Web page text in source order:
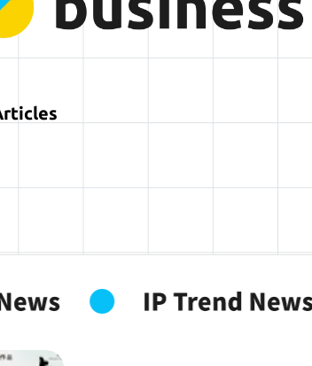
# インタビュー 2024.09.19